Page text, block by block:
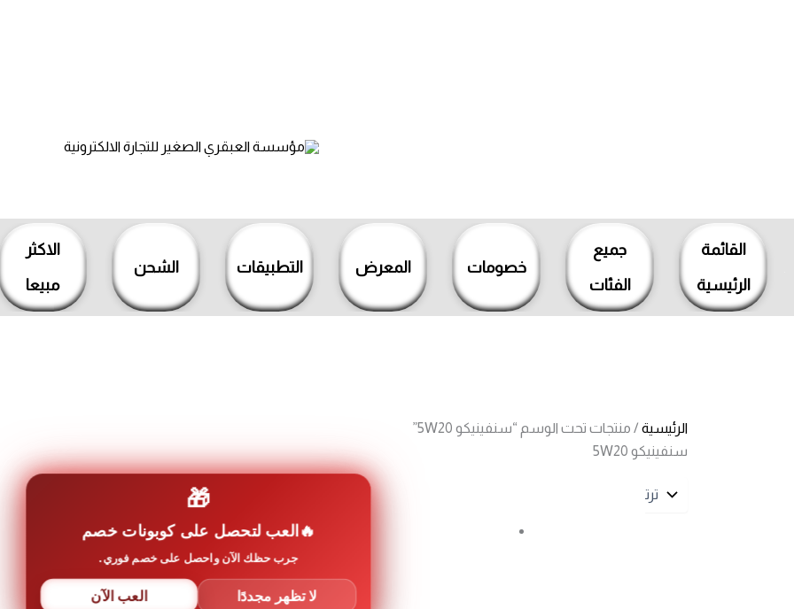
القائمة
الرئيسية
جميع
الفئات
خصومات المعرض التطبيقات الشحن
الاكثر
مبيعا
المحتوى
الرئيسية / منتجات تحت الوسم “سنفينيكو 5W20”
سنفينيكو 5W20
زيوت سنفينيكو عيار 5W20 4L الألمانية
30 د.اردني إضافة إلى السلة
🎁
العب لتحصل على كوبونات خصم
جرب حظك الآن واحصل على خصم فوري.
لا تظهر مجددًا العب الآن